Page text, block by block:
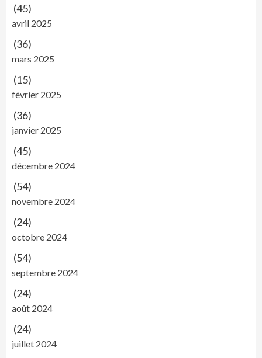
(45)
avril 2025
(36)
mars 2025
(15)
février 2025
(36)
janvier 2025
(45)
décembre 2024
(54)
novembre 2024
(24)
octobre 2024
(54)
septembre 2024
(24)
août 2024
(24)
juillet 2024